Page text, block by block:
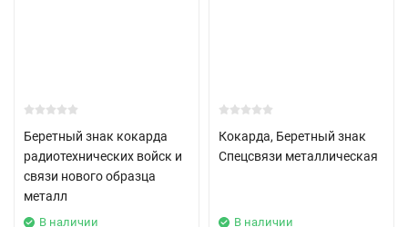
Беретный знак кокарда
радиотехнических войск и
связи нового образца
металл
В наличии
Кокарда, Беретный знак
Спецсвязи металлическая
В наличии